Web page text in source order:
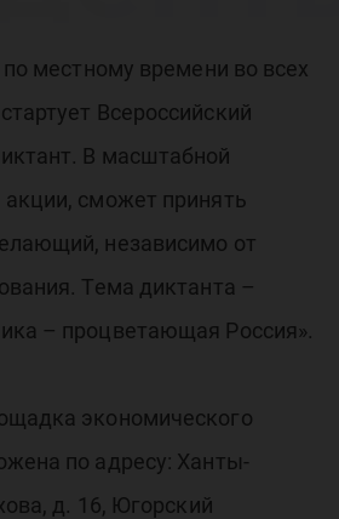
местному времени во всех
Всероссийский
В масштабной
акции, сможет принять
независимо от
Тема диктанта –
– процветающая Россия».
экономического
по адресу: Ханты-
д. 16, Югорский